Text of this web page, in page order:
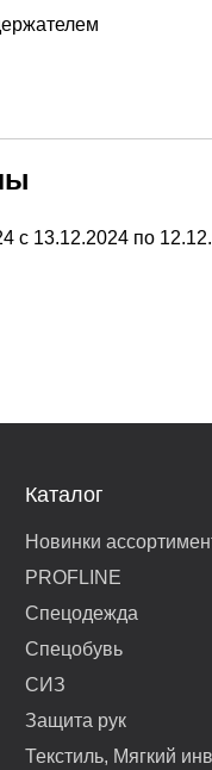
13.12.2024 по
Каталог
Новинки
PROFLINE
Спецодежда
Спецобувь
СИЗ
Защита рук
Текстиль, Мягкий